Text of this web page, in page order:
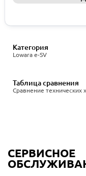
Lowara e-SV
Категория
Сравнение технических
Таблица сравнения
СЕРВИСНОЕ